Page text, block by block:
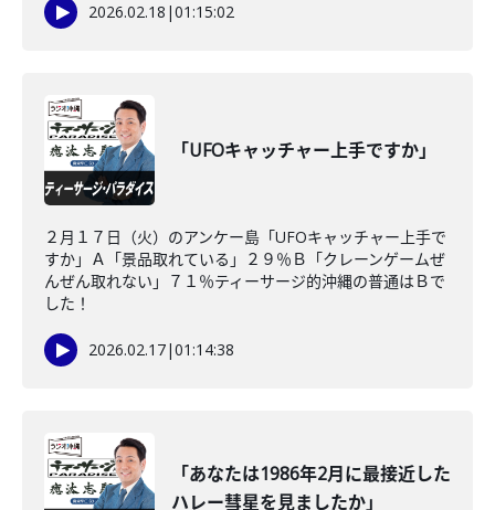
2026.02.18 |01:15:02
「UFOキャッチャー上手ですか」
２月１７日（火）のアンケー島「UFOキャッチャー上手で
すか」Ａ「景品取れている」２９％Ｂ「クレーンゲームぜ
んぜん取れない」７１％ティーサージ的沖縄の普通はＢで
した！
2026.02.17|01:14:38
「あなたは1986年2月に最接近した
ハレー彗星を見ましたか」